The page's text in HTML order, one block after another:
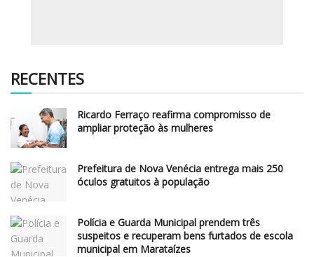
RECENTES
Ricardo Ferraço reafirma compromisso de
ampliar proteção às mulheres
Prefeitura de Nova Venécia entrega mais 250
óculos gratuitos à população
Polícia e Guarda Municipal prendem três
suspeitos e recuperam bens furtados de escola
municipal em Marataízes